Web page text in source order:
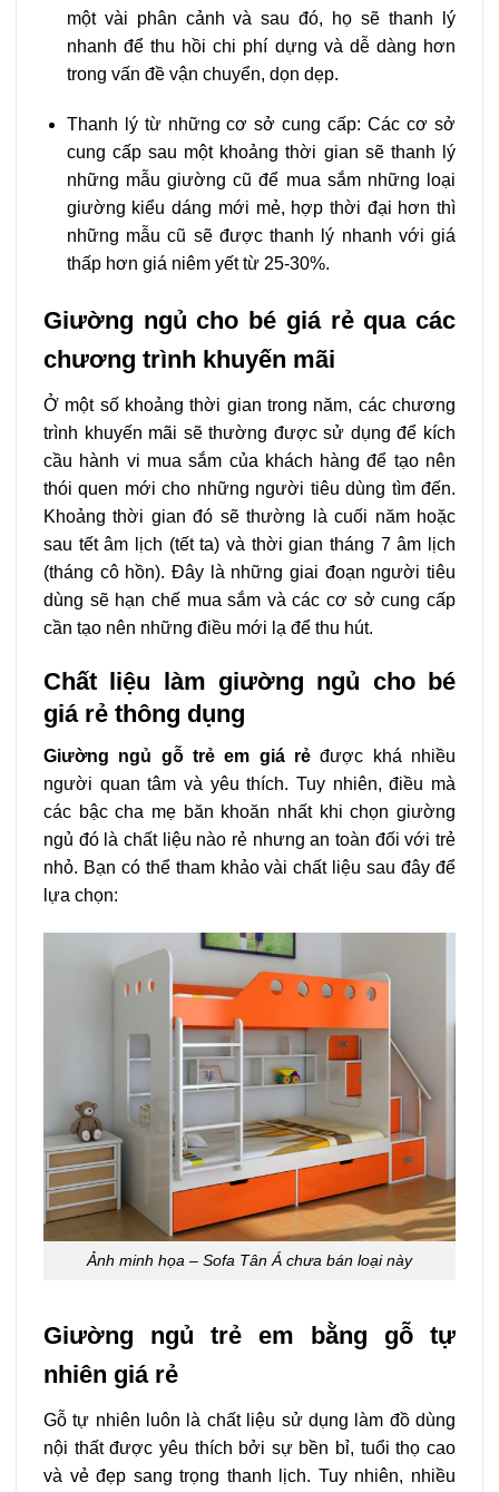
một vài phân cảnh và sau đó, họ sẽ thanh lý
nhanh để thu hồi chi phí dựng và dễ dàng hơn
trong vấn đề vận chuyển, dọn dẹp.
Thanh lý từ những cơ sở cung cấp: Các cơ sở
cung cấp sau một khoảng thời gian sẽ thanh lý
những mẫu giường cũ để mua sắm những loại
giường kiểu dáng mới mẻ, hợp thời đại hơn thì
những mẫu cũ sẽ được thanh lý nhanh với giá
thấp hơn giá niêm yết từ 25-30%.
Giường ngủ cho bé giá rẻ qua các
chương trình khuyến mãi
Ở một số khoảng thời gian trong năm, các chương
trình khuyến mãi sẽ thường được sử dụng để kích
cầu hành vi mua sắm của khách hàng để tạo nên
thói quen mới cho những người tiêu dùng tìm đến.
Khoảng thời gian đó sẽ thường là cuối năm hoặc
sau tết âm lịch (tết ta) và thời gian tháng 7 âm lịch
(tháng cô hồn). Đây là những giai đoạn người tiêu
dùng sẽ hạn chế mua sắm và các cơ sở cung cấp
cần tạo nên những điều mới lạ để thu hút.
Chất liệu làm giường ngủ cho bé
giá rẻ thông dụng
Giường ngủ gỗ trẻ em giá rẻ được khá nhiều
người quan tâm và yêu thích. Tuy nhiên, điều mà
các bậc cha mẹ băn khoăn nhất khi chọn giường
ngủ đó là chất liệu nào rẻ nhưng an toàn đối với trẻ
nhỏ. Bạn có thể tham khảo vài chất liệu sau đây để
lựa chọn:
Ảnh minh họa – Sofa Tân Á chưa bán loại này
Giường ngủ trẻ em bằng gỗ tự
nhiên giá rẻ
Gỗ tự nhiên luôn là chất liệu sử dụng làm đồ dùng
nội thất được yêu thích bởi sự bền bỉ, tuổi thọ cao
và vẻ đẹp sang trọng thanh lịch. Tuy nhiên, nhiều